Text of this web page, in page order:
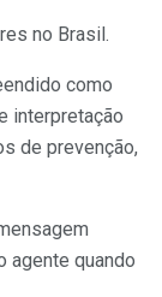
no Brasil.
como
interpretação
de prevenção,
agente quando